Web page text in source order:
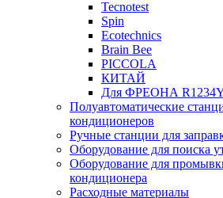
Tecnotest
Spin
Ecotechnics
Brain Bee
PICCOLA
КИТАЙ
Для ФРЕОНА
Полуавтоматические
кондиционеров
Ручные станции для
Оборудование для поиска
Оборудование для
кондиционера
Расходные материалы